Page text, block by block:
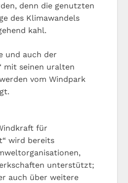
denn die genutzten
des Klimawandels
kahl.
und auch der
mit seinen uralten
vom Windpark
für
wird bereits
unterstützt;
auch über weitere